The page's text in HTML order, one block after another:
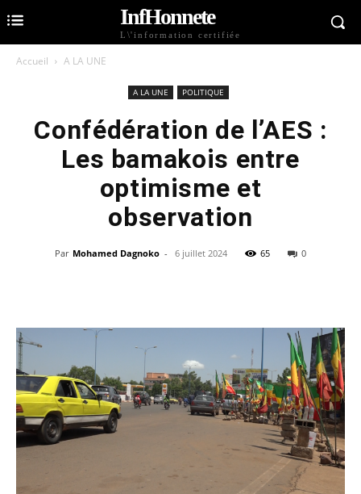
InfHonnete
L\'information certifiée
Accueil A LA UNE
A LA UNE POLITIQUE
Confédération de l’AES :
Les bamakois entre
optimisme et
observation
Par Mohamed Dagnoko - 6 juillet 2024 65 0